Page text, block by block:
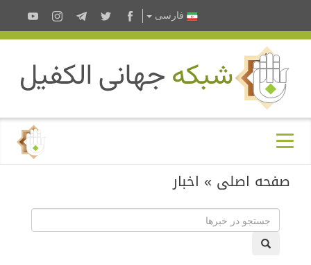
فارسى
صفحه اصلی » اخبار